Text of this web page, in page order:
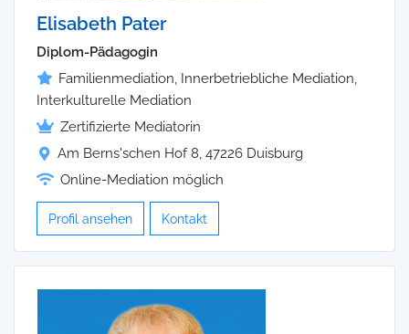
Elisabeth Pater
Diplom-Pädagogin
Familienmediation, Innerbetriebliche Mediation,
Interkulturelle Mediation
Zertifizierte Mediatorin
Am Berns'schen Hof 8, 47226 Duisburg
Online-Mediation möglich
Profil ansehen Kontakt